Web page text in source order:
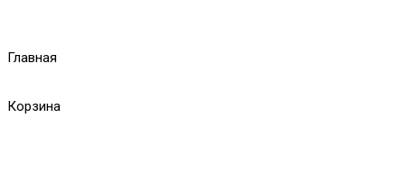
Главная
Корзина